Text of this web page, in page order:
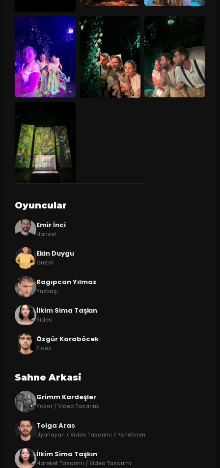
Oyuncular
Emir İnci
Hansel
Ekin Duygu
Gretel
Ragıpcan Yılmaz
Yüzbaşı
İlkim Sima Taşkın
Rides
Özgür Karaböcek
Fides
Sahne Arkasi
Grimm Kardeşler
Yazar / Video Tasarımı
Tolga Aras
Uyarlayan / Video Tasarımı / Yönetmen
İlkim Sima Taşkın
Hareket Tasarımı / Video Tasarımı